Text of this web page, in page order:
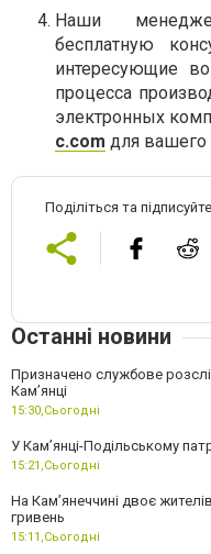
Наши
бесплатную
интересующие
процесса
электронных
c.com для вашего
Поділіться та
Останні новини
Призначено службове
Кам’янці
15:30,Сьогодні
У Кам’янці-Подільському
15:21,Сьогодні
На Камʼянеччині двоє
гривень
15:11,Сьогодні